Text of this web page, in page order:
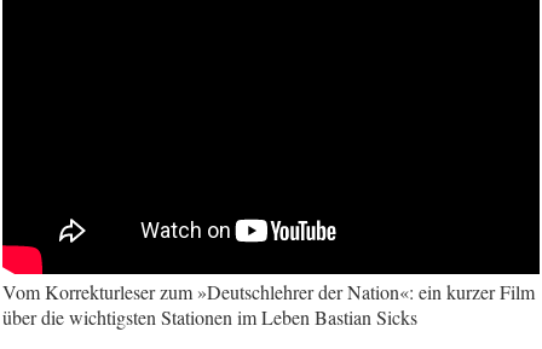
Vom Korrekturleser zum »Deutschlehrer der Nation«: ein kurzer Film
über die wichtigsten Stationen im Leben Bastian Sicks